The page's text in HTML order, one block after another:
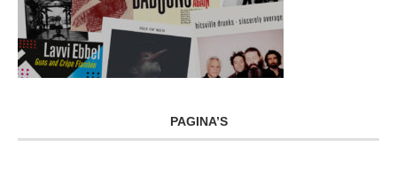
PAGINA’S